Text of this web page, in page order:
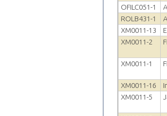
OFILC051-1
ROLB431-1
XM0011-13
XM0011-2
XM0011-1
XM0011-16
XM0011-5